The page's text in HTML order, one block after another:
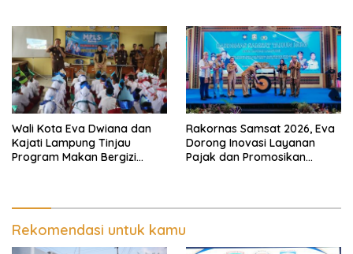
Masyarakat
Lampung
Wali Kota Eva Dwiana dan
Kajati Lampung Tinjau
Program Makan Bergizi
Rakornas Samsat 2026, Eva
Dorong Inovasi Layanan
Pajak dan Promosikan
Rekomendasi untuk kamu